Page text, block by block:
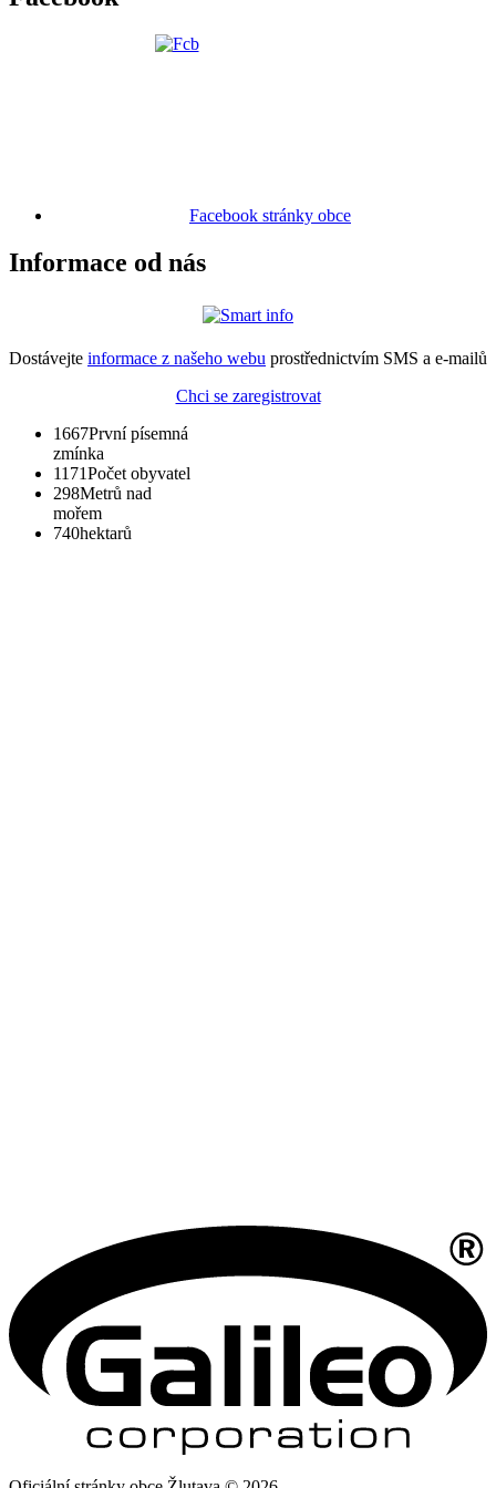
Facebook stránky obce
Informace od nás
Dostávejte informace z našeho webu prostřednictvím SMS a e-mailů
Chci se zaregistrovat
1667První písemná
zmínka
1171Počet obyvatel
298Metrů nad
mořem
740hektarů